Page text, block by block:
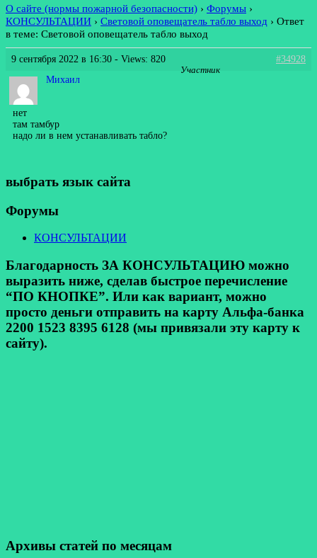
О сайте (нормы пожарной безопасности) › Форумы ›
КОНСУЛЬТАЦИИ › Световой оповещатель табло выход › Ответ
в теме: Световой оповещатель табло выход
9 сентября 2022 в 16:30 - Views: 820
#34928
Михаил
Участник
нет
там тамбур
надо ли в нем устанавливать табло?
выбрать язык сайта
Форумы
КОНСУЛЬТАЦИИ
Благодарность ЗА КОНСУЛЬТАЦИЮ можно
выразить ниже, сделав быстрое перечисление
“ПО КНОПКЕ”. Или как вариант, можно
просто деньги отправить на карту Альфа-банка
2200 1523 8395 6128 (мы привязали эту карту к
сайту).
Архивы статей по месяцам